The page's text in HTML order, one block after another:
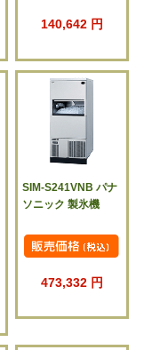
140,642 円
SIM-S241VNB パナ
ソニック 製氷機
473,332 円